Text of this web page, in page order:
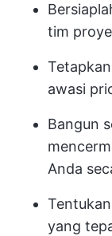
tim
awasi
Bangun
Anda
yang